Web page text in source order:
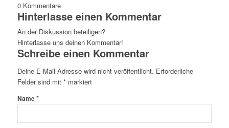
0 Kommentare
Hinterlasse einen Kommentar
An der Diskussion beteiligen?
Hinterlasse uns deinen Kommentar!
Schreibe einen Kommentar
Deine E-Mail-Adresse wird nicht veröffentlicht. Erforderliche
Felder sind mit *markiert
Name*